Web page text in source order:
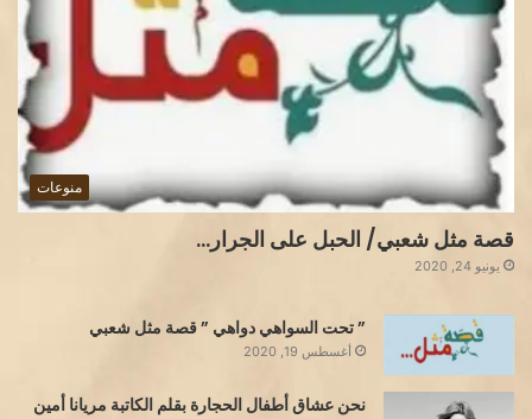
منوعات
قصة مثل شعبي/ الحبل على الجرار…
يونيو 24, 2020
” تحت السواهي دواهي ” قصة مثل شعبي
أغسطس 19, 2020
نحن عشاق أطفال الحجارة بقلم الكاتبة مريانا أمين